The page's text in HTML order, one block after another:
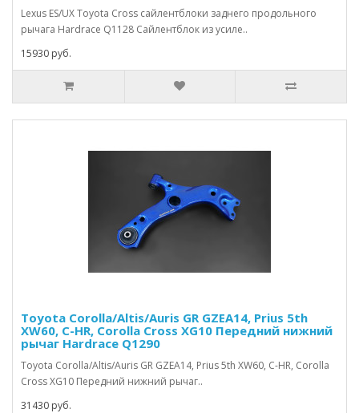
Lexus ES/UX Toyota Cross сайлентблоки заднего продольного
рычага Hardrace Q1128 Сайлентблок из усиле..
15930 руб.
Toyota Corolla/Altis/Auris GR GZEA14, Prius 5th
XW60, C-HR, Corolla Cross XG10 Передний нижний
рычаг Hardrace Q1290
Toyota Corolla/Altis/Auris GR GZEA14, Prius 5th XW60, C-HR, Corolla
Cross XG10 Передний нижний рычаг..
31430 руб.